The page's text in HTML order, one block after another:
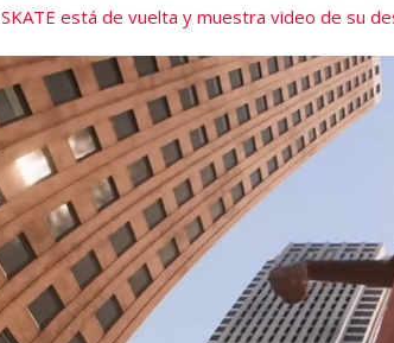
SKATE está de vuelta y muestra video de su